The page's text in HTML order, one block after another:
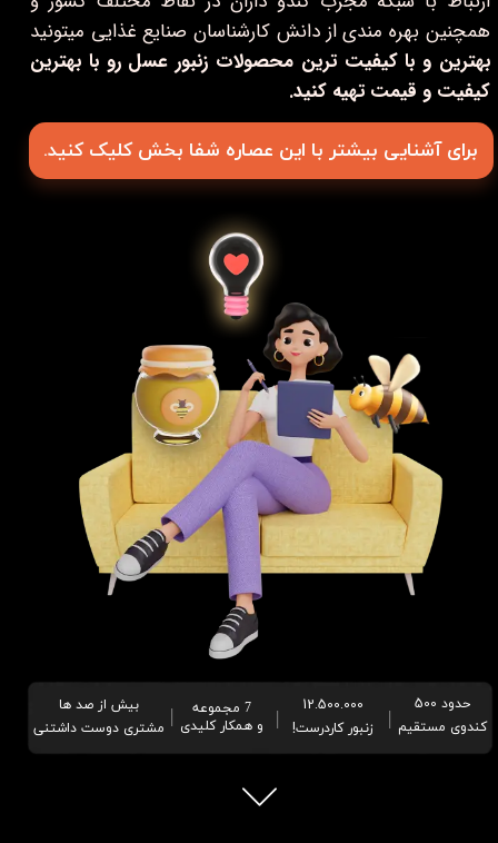
همچنین بهره مندی از دانش کارشناسان صنایع غذایی میتونید
بهترین و با کیفیت ترین محصولات زنبور عسل رو با بهترین
کیفیت و قیمت تهیه کنید.
حدود 500
کندوی مستقیم |
|
12.500.000
زنبور کاردرست!
7 مجموعه
​​​​​​​و همکار کلیدی​​​​​​​
بیش از صد ها
​​​​​​​مشتری دوست داشتنی |
برای آشنایی بیشتر با این عصاره شفا بخش کلیک کنید.